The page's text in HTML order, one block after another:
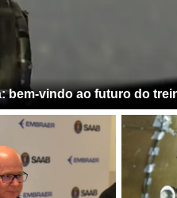
bem-vindo ao futuro do